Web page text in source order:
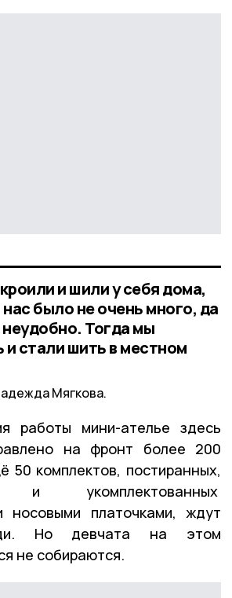
и шили у себя дома,
было не очень много, да
Тогда мы
стали шить в местном
Мягкова.
работы мини-ателье здесь
на фронт более 200
50 комплектов, постиранных,
и укомплектованных
носовыми платочками, ждут
Но девчата на этом
не собираются.